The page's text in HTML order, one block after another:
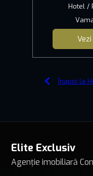
Hotel /
Înapoi la
Elite Exclusiv
Agenție imobiliară